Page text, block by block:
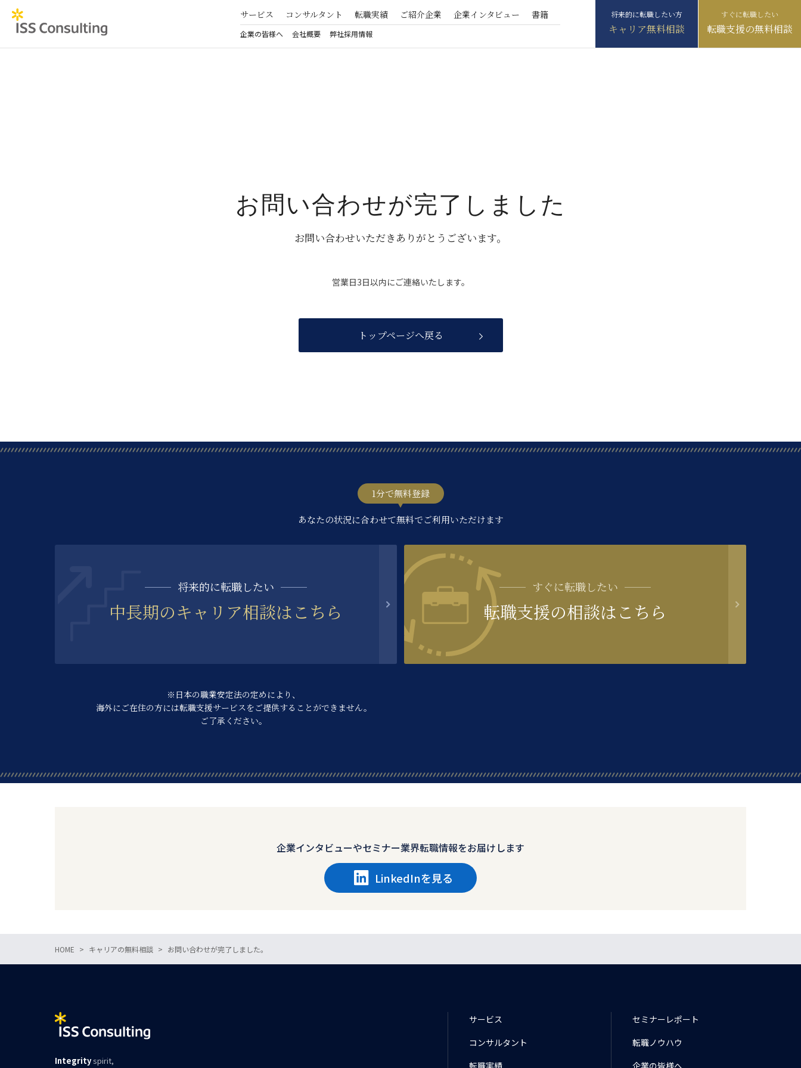
サービス コンサルタント 転職実績 ご紹介企業 企業インタビュー 書籍
企業の皆様へ 会社概要 弊社採用情報 キャリア無料相談 転職支援の無料相談
お問い合わせが完了しました
お問い合わせいただきありがとうございます。
営業日3日以内にご連絡いたします。
トップページへ戻る
1分で無料登録
あなたの状況に合わせて無料でご利用いただけます
将来的に転職したい
中長期のキャリア相談はこちら
すぐに転職したい
転職支援の相談はこちら
※日本の職業安定法の定めにより、
海外にご在住の方には転職支援サービスをご提供することができません。
ご了承ください。
企業インタビューやセミナー業界転職情報をお届けします
LinkedInを見る
HOME キャリアの無料相談 お問い合わせが完了しました。
Integrityspirit,
サービス
コンサルタント
転職実績
セミナーレポート
転職ノウハウ
企業の皆様へ